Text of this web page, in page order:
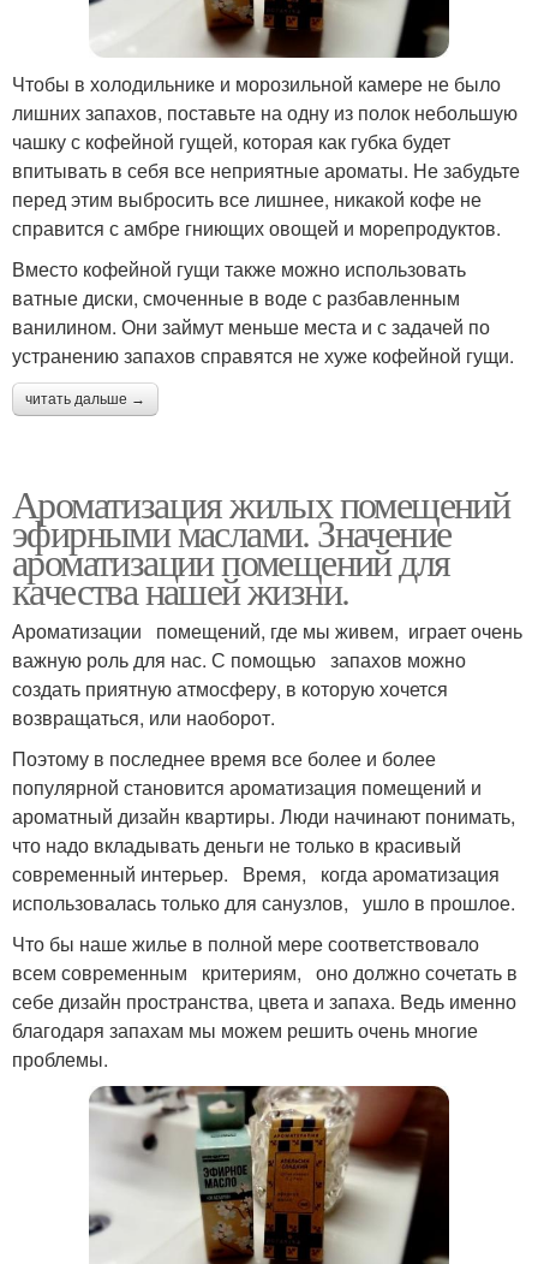
Чтобы в холодильнике и морозильной камере не было
лишних запахов, поставьте на одну из полок небольшую
чашку с кофейной гущей, которая как губка будет
впитывать в себя все неприятные ароматы. Не забудьте
перед этим выбросить все лишнее, никакой кофе не
справится с амбре гниющих овощей и морепродуктов.
Вместо кофейной гущи также можно использовать
ватные диски, смоченные в воде с разбавленным
ванилином. Они займут меньше места и с задачей по
устранению запахов справятся не хуже кофейной гущи.
читать дальше →
Ароматизация жилых помещений
эфирными маслами. Значение
ароматизации помещений для
качества нашей жизни.
Ароматизации помещений, где мы живем, играет очень
важную роль для нас. С помощью запахов можно
создать приятную атмосферу, в которую хочется
возвращаться, или наоборот.
Поэтому в последнее время все более и более
популярной становится ароматизация помещений и
ароматный дизайн квартиры. Люди начинают понимать,
что надо вкладывать деньги не только в красивый
современный интерьер. Время, когда ароматизация
использовалась только для санузлов, ушло в прошлое.
Что бы наше жилье в полной мере соответствовало
всем современным критериям, оно должно сочетать в
себе дизайн пространства, цвета и запаха. Ведь именно
благодаря запахам мы можем решить очень многие
проблемы.